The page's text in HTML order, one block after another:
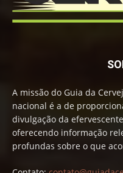
A missão do Guia da
nacional é a de
divulgação da
oferecendo informação
profundas sobre o que